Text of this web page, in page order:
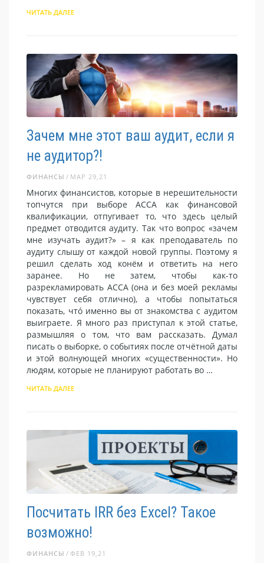
ЧИТАТЬ ДАЛЕЕ
Зачем мне этот ваш аудит, если я
не аудитор?!
МАР 29,21
ФИНАНСЫ
Многих финансистов, которые в нерешительности
топчутся при выборе АССА как финансовой
квалификации, отпугивает то, что здесь целый
предмет отводится аудиту. Так что вопрос «зачем
мне изучать аудит?» – я как преподаватель по
аудиту слышу от каждой новой группы. Поэтому я
решил сделать ход конём и ответить на него
заранее. Но не затем, чтобы как-то
разрекламировать АССА (она и без моей рекламы
чувствует себя отлично), а чтобы попытаться
показать, чтó именно вы от знакомства с аудитом
выиграете. Я много раз приступал к этой статье,
размышляя о том, что вам рассказать. Думал
писать о выборке, о событиях после отчётной даты
и этой волнующей многих «существенности». Но
людям, которые не планируют работать во …
ЧИТАТЬ ДАЛЕЕ
Посчитать IRR без Excel? Такое
возможно!
ФЕВ 19,21
ФИНАНСЫ